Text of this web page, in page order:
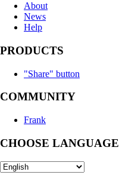
About
News
Help
PRODUCTS
"Share" button
COMMUNITY
Frank
CHOOSE LANGUAGE